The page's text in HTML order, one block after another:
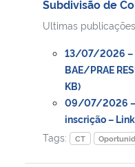
Subdivisão de
Ultimas
13/07/2026 –
BAE/PRAE
KB)
09/07/2026 –
inscrição – Link
Tags:
CT